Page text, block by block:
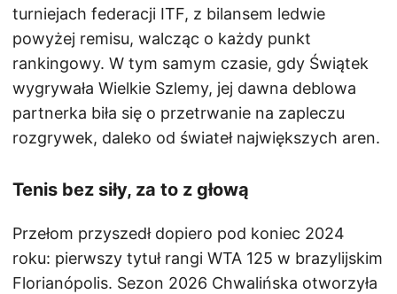
turniejach federacji ITF, z bilansem ledwie
powyżej remisu, walcząc o każdy punkt
rankingowy. W tym samym czasie, gdy Świątek
wygrywała Wielkie Szlemy, jej dawna deblowa
partnerka biła się o przetrwanie na zapleczu
rozgrywek, daleko od świateł największych aren.
Tenis bez siły, za to z głową
Przełom przyszedł dopiero pod koniec 2024
roku: pierwszy tytuł rangi WTA 125 w brazylijskim
Florianópolis. Sezon 2026 Chwalińska otworzyła